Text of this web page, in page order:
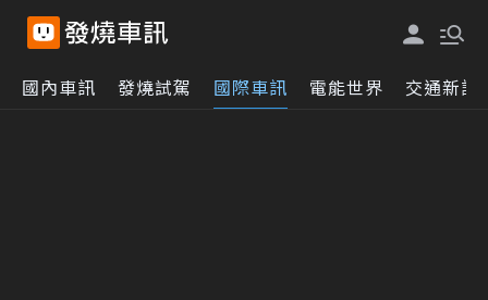
國內車訊 發燒試駕 國際車訊 電能世界 交通新訊